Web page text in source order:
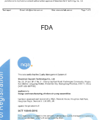
FDA